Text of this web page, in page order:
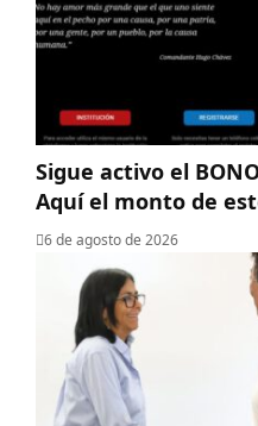
Sigue activo el
Aquí el monto de
6 de agosto de 2026